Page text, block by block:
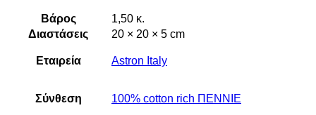
Βάρος
1,50 κ.
Διαστάσεις
20 × 20 × 5 cm
Εταιρεία Astron Italy
Σύνθεση 100% cotton rich ΠENNIE